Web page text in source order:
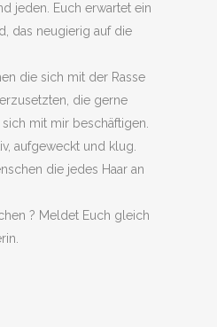
jeden. Euch erwartet ein
das neugierig auf die
die sich mit der Rasse
die gerne
mit mir beschäftigen.
aufgeweckt und klug.
die jedes Haar an
? Meldet Euch gleich